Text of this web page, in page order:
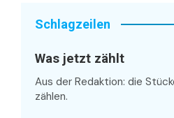
Schlagzeilen
Was jetzt zählt
Aus der Redaktion: die
zählen.